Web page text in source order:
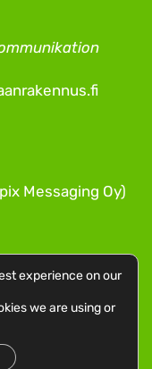
Messaging Oy)
experience on our
we are using or